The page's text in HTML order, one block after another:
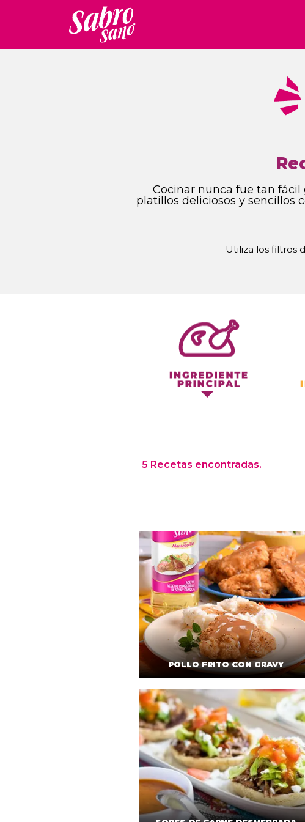
Cocinar nunca fue tan fácil
platillos deliciosos y sencillos
Utiliza los filtros
5 Recetas encontradas.
POLLO FRITO CON GRAVY